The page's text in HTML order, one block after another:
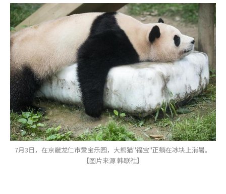
7月3日，在京畿龙仁市爱宝乐园，大熊猫"福宝"正躺在冰块上消暑。
【图片来源 韩联社】